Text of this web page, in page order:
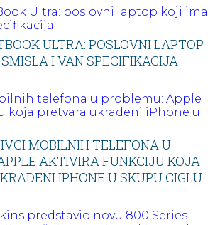
ULTRA: POSLOVNI LAPTOP
I VAN SPECIFIKACIJA
MOBILNIH TELEFONA U
AKTIVIRA FUNKCIJU KOJA
IPHONE U SKUPU CIGLU